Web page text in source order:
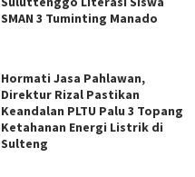
SMAN 3 Tuminting Manado
Hormati Jasa Pahlawan,
Direktur Rizal Pastikan
Keandalan PLTU Palu 3 Topang
Ketahanan Energi Listrik di
Sulteng